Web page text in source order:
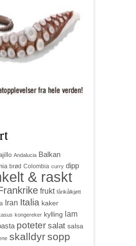
Andalucia Balkan
brød Colombia curry dipp
& raskt
frukt fårikålkjøtt
Iran Italia kaker
kongereker kylling lam
poteter salat salsa
skalldyrsopp